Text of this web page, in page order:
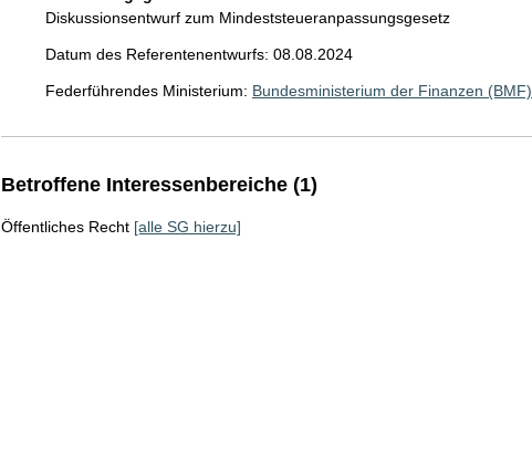
Diskussionsentwurf zum Mindeststeueranpassungsgesetz
Datum des Referentenentwurfs: 08.08.2024
Federführendes Ministerium: Bundesministerium der Finanzen (BMF)
Betroffene Interessenbereiche (1)
Öffentliches Recht [alle SG hierzu]